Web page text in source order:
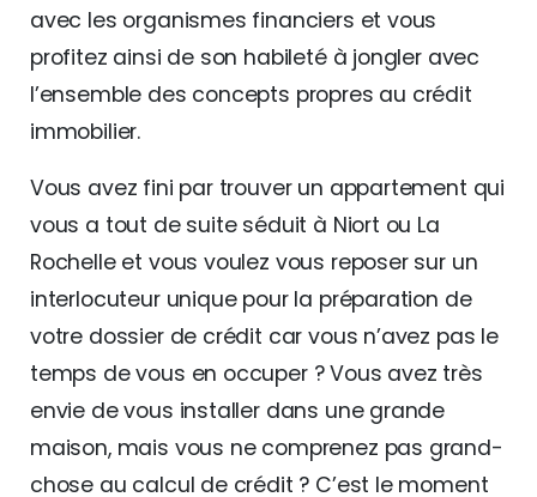
avec les organismes financiers et vous
profitez ainsi de son habileté à jongler avec
l’ensemble des concepts propres au crédit
immobilier.
Vous avez fini par trouver un appartement qui
vous a tout de suite séduit à Niort ou La
Rochelle et vous voulez vous reposer sur un
interlocuteur unique pour la préparation de
votre dossier de crédit car vous n’avez pas le
temps de vous en occuper ? Vous avez très
envie de vous installer dans une grande
maison, mais vous ne comprenez pas grand-
chose au calcul de crédit ? C’est le moment